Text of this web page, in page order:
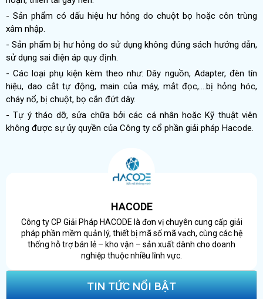
- Sản phẩm có dấu hiệu hư hỏng do chuột bọ hoặc côn trùng
xâm nhập.
- Sản phẩm bị hư hỏng do sử dụng không đúng sách hướng dẫn,
sử dụng sai điện áp quy định.
- Các loại phụ kiện kèm theo như: Dây nguồn, Adapter, đèn tín
hiệu, dao cắt tự động, main của máy, mắt đọc,….bị hỏng hóc,
cháy nổ, bị chuột, bọ cắn đứt dây.
- Tự ý tháo dỡ, sửa chữa bởi các cá nhân hoặc Kỹ thuật viên
không được sự ủy quyền của Công ty cổ phần giải pháp Hacode.
HACODE
Công ty CP Giải Pháp HACODE là đơn vị chuyên cung cấp giải
pháp phần mềm quản lý, thiết bị mã số mã vạch, cùng các hệ
thống hỗ trợ bán lẻ – kho vận – sản xuất dành cho doanh
nghiệp thuộc nhiều lĩnh vực.
TIN TỨC NỔI BẬT